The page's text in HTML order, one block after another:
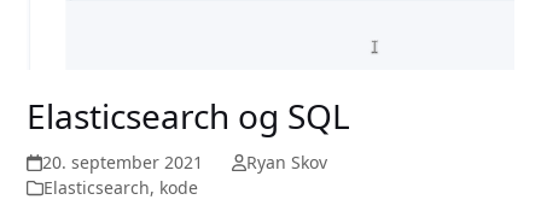
Elasticsearch og SQL
20. september 2021
Ryan Skov
Elasticsearch, kode